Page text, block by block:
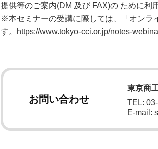
提供等のご案内(DM 及び FAX)の ために利
※本セミナーの受講に際しては、「オンラ
す。
https://www.tokyo-cci.or.jp/notes-
お問い合わせ
東京商
TEL:
E-mail: